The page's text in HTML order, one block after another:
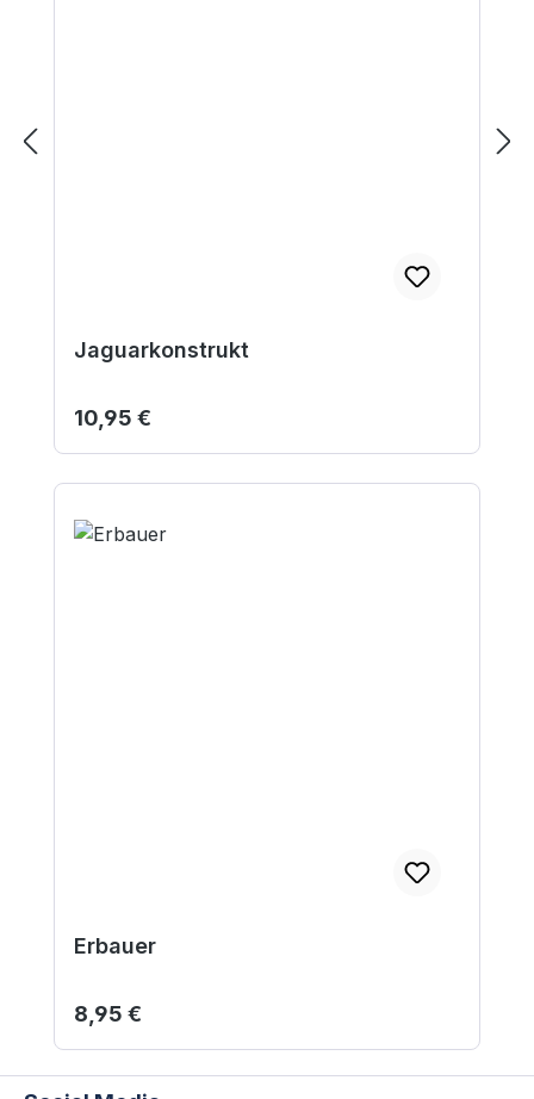
Jaguarkonstrukt
Regulärer Preis:
10,95 €
Erbauer
Regulärer Preis:
8,95 €